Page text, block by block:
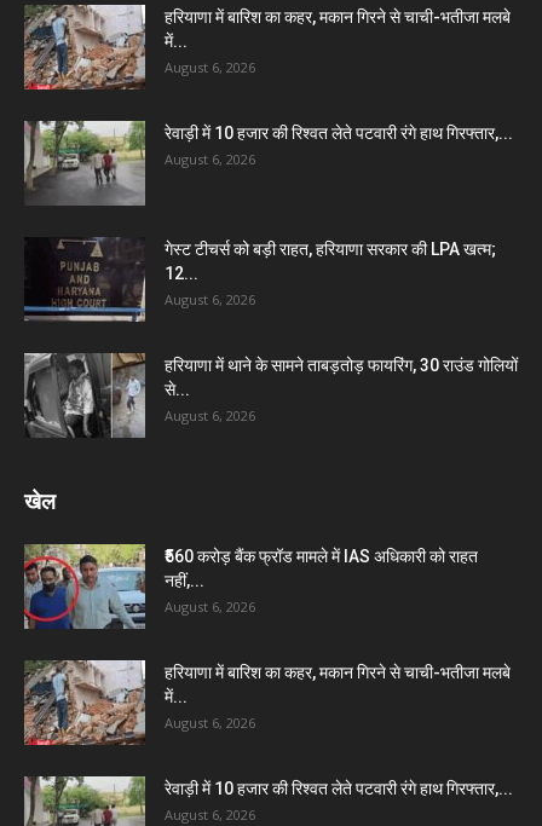
हरियाणा में बारिश का कहर, मकान गिरने से चाची-भतीजा मलबे
में...
August 6, 2026
रेवाड़ी में 10 हजार की रिश्वत लेते पटवारी रंगे हाथ गिरफ्तार,...
August 6, 2026
गेस्ट टीचर्स को बड़ी राहत, हरियाणा सरकार की LPA खत्म;
12...
August 6, 2026
हरियाणा में थाने के सामने ताबड़तोड़ फायरिंग, 30 राउंड गोलियों
से...
August 6, 2026
खेल
₹560 करोड़ बैंक फ्रॉड मामले में IAS अधिकारी को राहत
नहीं,...
August 6, 2026
हरियाणा में बारिश का कहर, मकान गिरने से चाची-भतीजा मलबे
में...
August 6, 2026
रेवाड़ी में 10 हजार की रिश्वत लेते पटवारी रंगे हाथ गिरफ्तार,...
August 6, 2026